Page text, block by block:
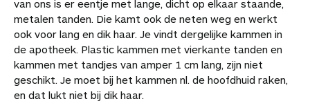
r
t
k
e
l
s
b
o
o
k
e
r
e
s
t
e
d
n
t
s
A
p
p
a
i
l
a
r
t
i
k
e
van ons is er eentje met lange, dicht op elkaar staande,
metalen tanden. Die kamt ook de neten weg en werkt
ook voor lang en dik haar. Je vindt dergelijke kammen in
de apotheek. Plastic kammen met vierkante tanden en
kammen met tandjes van amper 1 cm lang, zijn niet
geschikt. Je moet bij het kammen nl. de hoofdhuid raken,
en dat lukt niet bij dik haar.